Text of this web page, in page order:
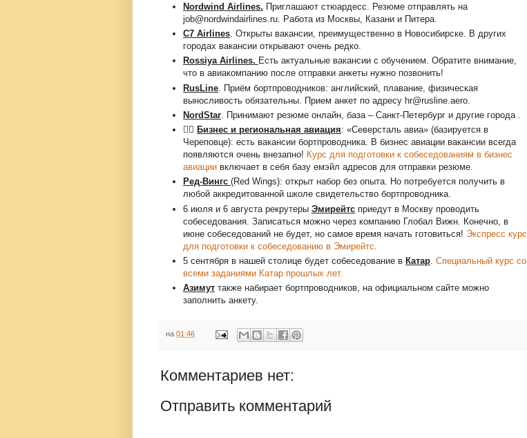
Nordwind Airlines. Приглашают стюардесс. Резюме отправлять на
job@nordwindairlines.ru. Работа из Москвы, Казани и Питера.
С7 Airlines . Открыты вакансии, преимущественно в Новосибирске. В других
городах вакансии открывают очень редко.
Rossiya Airlines. Есть актуальные вакансии с обучением. Обратите внимание,
что в авиакомпанию после отправки анкеты нужно позвонить!
RusLine . Приём бортпроводников: английский, плавание, физическая
выносливость обязательны. Прием анкет по адресу hr@rusline.aero.
NordStar . Принимают резюме онлайн, база – Санкт‑Петербург и другие города .
👩‍✈️ Бизнес и региональная авиация: «Северсталь авиа» (базируется в
Череповце): есть вакансии бортпроводника. В бизнес авиации вакансии всегда
появляются очень внезапно! Курс для подготовки к собеседованиям в бизнес
авиации включает в себя базу емэйл адресов для отправки резюме.
Ред‑Вингс (Red Wings): открыт набор без опыта. Но потребуется получить в
любой аккредитованной школе свидетельство бортпроводника.
6 июля и 6 августа рекрутеры Эмирейтс приедут в Москву проводить
собеседования. Записаться можно через компанию Глобал Вижн. Конечно, в
июне собеседований не будет, но самое время начать готовиться! Экспресс курс
для подготовки к собеседованию в Эмирейтс
5 сентября в нашей столице будет собеседование в Катар. Специальный курс со
всеми заданиями Катар прошлых лет.
Азимут также набирает бортпроводников, на официальном сайте можно
заполнить анкету.
на 01:46
Комментариев нет:
Отправить комментарий